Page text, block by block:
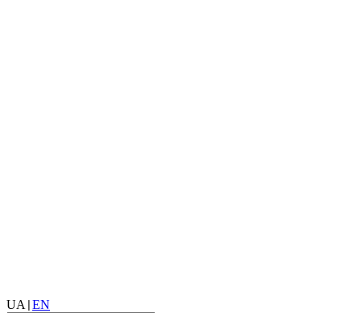
UA EN